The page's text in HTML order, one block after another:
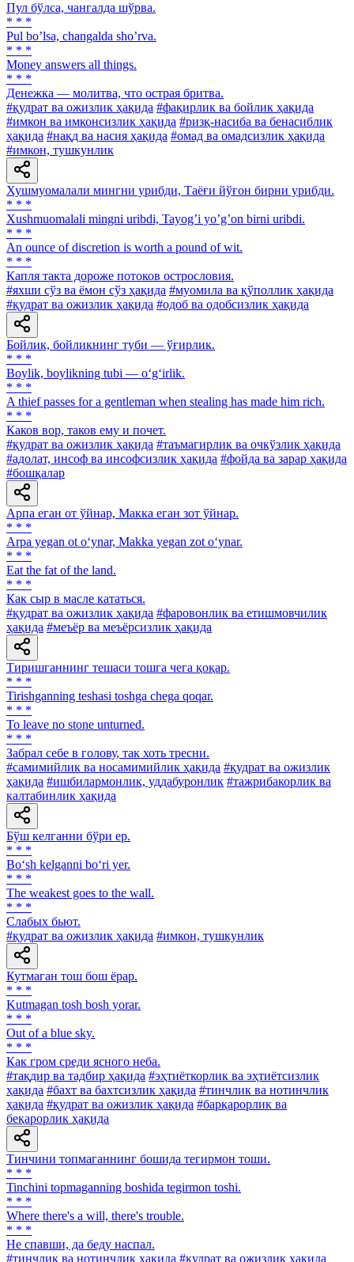
Пул бўлса, чангалда шўрва.
* * *
Pul boʼlsa, changalda shoʼrva.
* * *
Money answers all things.
* * *
Денежка — молитва, что острая бритва.
#қудрат ва ожизлик ҳақида #фақирлик ва бойлик ҳақида
#имкон ва имконсизлик ҳақида #ризқ-насиба ва бенасиблик
ҳақида #нақд ва насия ҳақида #омад ва омадсизлик ҳақида
#имкон, тушкунлик
Хушмуомалали мингни урибди, Таёғи йўғон бирни урибди.
* * *
Xushmuomalali mingni uribdi, Tayogʼi yoʼgʼon birni uribdi.
* * *
An ounce of discretion is worth a pound of wit.
* * *
Капля такта дороже потоков острословия.
#яхши сўз ва ёмон сўз ҳақида #муомила ва қўполлик ҳақида
#қудрат ва ожизлик ҳақида #одоб ва одобсизлик ҳақида
Бойлик, бойликнинг туби — ўғирлик.
* * *
Boylik, boylikning tubi — o‘g‘irlik.
* * *
A thief passes for a gentleman when stealing has made him rich.
* * *
Каков вор, таков ему и почет.
#қудрат ва ожизлик ҳақида #таъмагирлик ва очкўзлик ҳақида
#адолат, инсоф ва инсофсизлик ҳақида #фойда ва зарар ҳақида
#бошқалар
Арпа еган от ўйнар, Макка еган зот ўйнар.
* * *
Arpa yegan ot o‘ynar, Makka yegan zot o‘ynar.
* * *
Eat the fat of the land.
* * *
Как сыр в масле кататься.
#қудрат ва ожизлик ҳақида #фаровонлик ва етишмовчилик
ҳақида #меъёр ва меъёрсизлик ҳақида
Тиришганнинг тешаси тошга чега қоқар.
* * *
Tirishganning teshasi toshga chega qoqar.
* * *
To leave no stone unturned.
* * *
Забрал себе в голову, так хоть тресни.
#самимийлик ва носамимийлик ҳақида #қудрат ва ожизлик
ҳақида #ишбилармонлик, уддабуронлик #тажрибакорлик ва
калтабинлик ҳақида
Бўш келганни бўри ер.
* * *
Bo‘sh kelganni bo‘ri yer.
* * *
The weakest goes to the wall.
* * *
Слабых бьют.
#қудрат ва ожизлик ҳақида #имкон, тушкунлик
Кутмаган тош бош ёрар.
* * *
Kutmagan tosh bosh yorar.
* * *
Out of a blue sky.
* * *
Как гром среди ясного неба.
#тақдир ва тадбир ҳақида #эҳтиёткорлик ва эҳтиётсизлик
ҳақида #бахт ва бахтсизлик ҳақида #тинчлик ва нотинчлик
ҳақида #қудрат ва ожизлик ҳақида #барқарорлик ва
беқарорлик ҳақида
Тинчини топмаганнинг бошида тегирмон тоши.
* * *
Tinchini topmaganning boshida tegirmon toshi.
* * *
Where there's а will, there's trouble.
* * *
He спавши, да беду наспал.
#тинчлик ва нотинчлик ҳақида #қудрат ва ожизлик ҳақида